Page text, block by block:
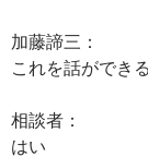
加藤諦三：
これを話ができ
相談者：
はい